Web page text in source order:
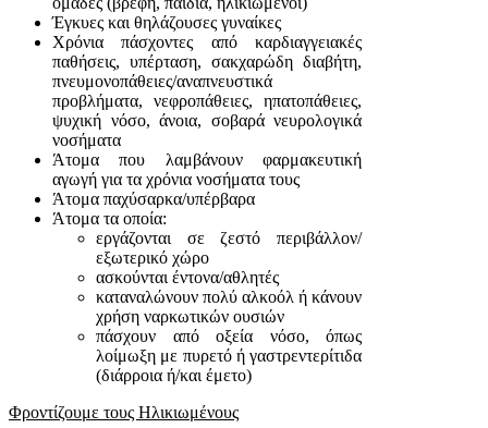
Έγκυες και θηλάζουσες γυναίκες
Χρόνια πάσχοντες από καρδιαγγειακές
παθήσεις, υπέρταση, σακχαρώδη διαβήτη,
πνευμονοπάθειες/αναπνευστικά
προβλήματα, νεφροπάθειες, ηπατοπάθειες,
ψυχική νόσο, άνοια, σοβαρά νευρολογικά
νοσήματα
Άτομα που λαμβάνουν φαρμακευτική
αγωγή για τα χρόνια νοσήματα τους
Άτομα παχύσαρκα/υπέρβαρα
Άτομα τα οποία:
εργάζονται σε ζεστό περιβάλλον/
εξωτερικό χώρο
ασκούνται έντονα/αθλητές
καταναλώνουν πολύ αλκοόλ ή κάνουν
χρήση ναρκωτικών ουσιών
πάσχουν από οξεία νόσο, όπως
λοίμωξη με πυρετό ή γαστρεντερίτιδα
(διάρροια ή/και έμετο)
Φροντίζουμε τους Ηλικιωμένους